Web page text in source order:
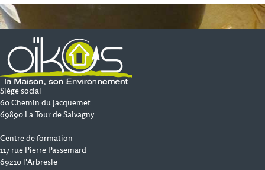
Siège social
60 Chemin du Jacquemet
69890 La Tour de Salvagny
Centre de formation
117 rue Pierre Passemard
69210 l'Arbresle